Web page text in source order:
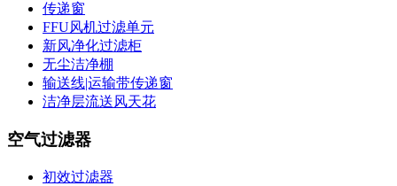
传递窗
FFU风机过滤单元
新风净化过滤柜
无尘洁净棚
输送线|运输带传递窗
洁净层流送风天花
空气过滤器
初效过滤器